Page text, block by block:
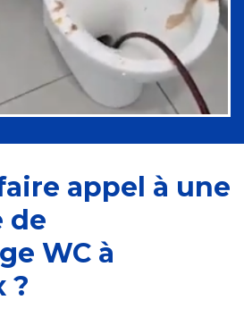
appel à une
de
WC à
?